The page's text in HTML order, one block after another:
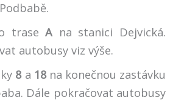
traseAna stanici Dejvická.
autobusy viz výše.
8a 18na konečnou zastávku
Dále pokračovat autobusy